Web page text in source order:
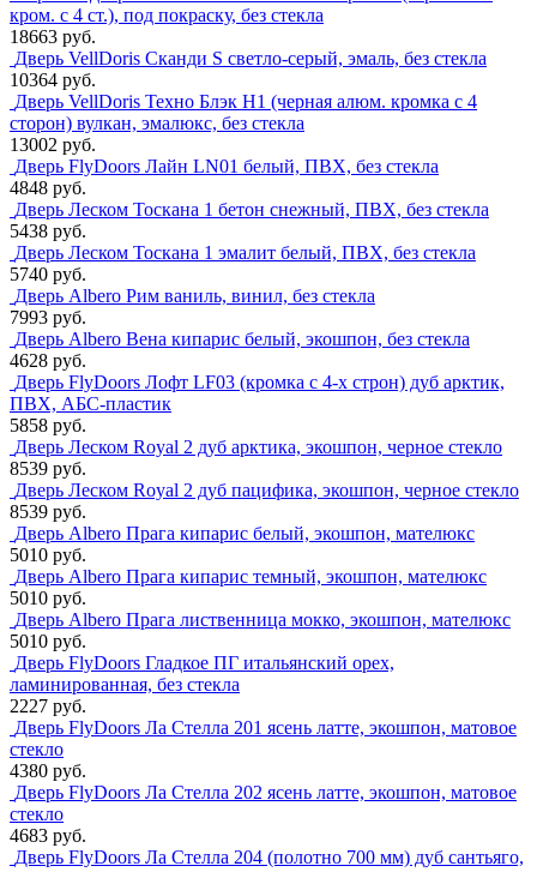
кром. с 4 ст.), под покраску, без стекла
18663 руб.
Дверь VellDoris Сканди S светло-серый, эмаль, без стекла
10364 руб.
Дверь VellDoris Техно Блэк H1 (черная алюм. кромка с 4
сторон) вулкан, эмалюкс, без стекла
13002 руб.
Дверь FlyDoors Лайн LN01 белый, ПВХ, без стекла
4848 руб.
Дверь Леском Тоскана 1 бетон снежный, ПВХ, без стекла
5438 руб.
Дверь Леском Тоскана 1 эмалит белый, ПВХ, без стекла
5740 руб.
Дверь Albero Рим ваниль, винил, без стекла
7993 руб.
Дверь Albero Вена кипарис белый, экошпон, без стекла
4628 руб.
Дверь FlyDoors Лофт LF03 (кромка с 4-х строн) дуб арктик,
ПВХ, АБС-пластик
5858 руб.
Дверь Леском Royal 2 дуб арктика, экошпон, черное стекло
8539 руб.
Дверь Леском Royal 2 дуб пацифика, экошпон, черное стекло
8539 руб.
Дверь Albero Прага кипарис белый, экошпон, мателюкс
5010 руб.
Дверь Albero Прага кипарис темный, экошпон, мателюкс
5010 руб.
Дверь Albero Прага лиственница мокко, экошпон, мателюкс
5010 руб.
Дверь FlyDoors Гладкое ПГ итальянский орех,
ламинированная, без стекла
2227 руб.
Дверь FlyDoors Ла Стелла 201 ясень латте, экошпон, матовое
стекло
4380 руб.
Дверь FlyDoors Ла Стелла 202 ясень латте, экошпон, матовое
стекло
4683 руб.
Дверь FlyDoors Ла Стелла 204 (полотно 700 мм) дуб сантьяго,